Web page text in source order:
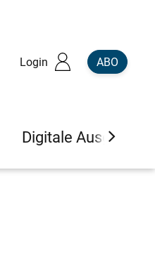
Login ABO
Digitale Ausgaben